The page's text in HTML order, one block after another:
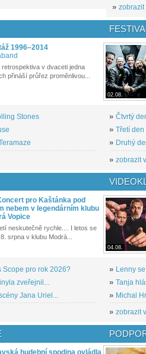
» zobrazit
1996–2014
retrospektiva v dvaceti jedna
přináší průřez proměnlivou...
Stones
02.08.
» Čtvrtý
» Třetí den
» Druhý
» zobrazit
pro Kaštánka pod
nebem v legendárním klubu
Vopice
neskutečně rychle.... I letos se
srpna v klubu Modrá...
Scope pro rok 2026?
zveřejnil...
Jana Uriel...
04.08.
» Lenny
» Tanja
» Michal
» zobrazit
hudební spodina ovládla